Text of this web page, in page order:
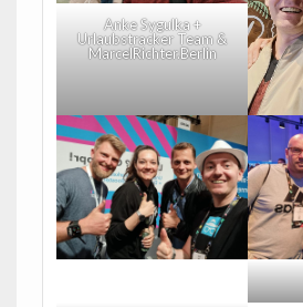
Anke Sygulka +
Urlaubstracker Team &
MarcelRichter.Berlin